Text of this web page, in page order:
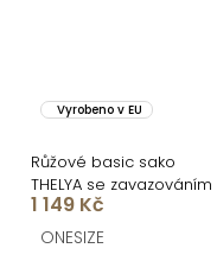
Vyrobeno v EU
Růžové basic sako
THELYA se zavazováním
1 149 Kč
ONESIZE